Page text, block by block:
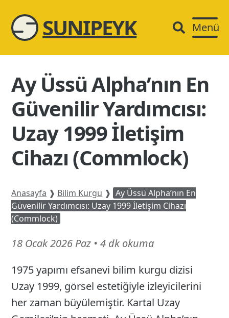
SUNIPEYK Menü
Ay Üssü Alpha’nın En
Güvenilir Yardımcısı:
Uzay 1999 İletişim
Cihazı (Commlock)
Anasayfa ❱ Bilim Kurgu ❱ Ay Üssü Alpha’nın En
Güvenilir Yardımcısı: Uzay 1999 İletişim Cihazı
(Commlock)
18 Ocak 2026 Paz 16
26
• 4 dk okuma
1975 yapımı efsanevi bilim kurgu dizisi
Uzay 1999, görsel estetiğiyle izleyicilerini
her zaman büyülemiştir. Kartal Uzay